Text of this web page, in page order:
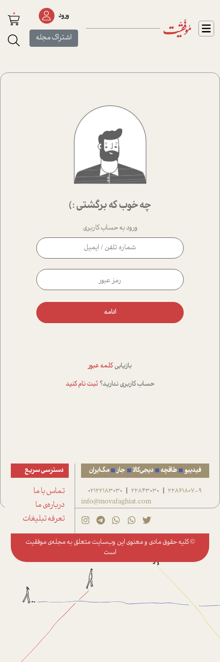
ورود
اشتراک مجله
0
چه خوب که برگشتی :)
ورود به حساب کاربری
ادامه
بازیابی کلمه عبور
حساب کاربری ندارید؟ ثبت نام کنید
فیدیبو طاقچه دیجی‌کالا جار مگ‌ایران
22861807-9
|
22843030
|
02122183030
info@movafaghiat.com
دسترسی سریع
تماس با ما
درباره‌ی ما
تعرفه تبلیغات
© کلیه حقوق مادی و معنوی این وب‌سایت متعلق به مجله‌ی موفقیت
است